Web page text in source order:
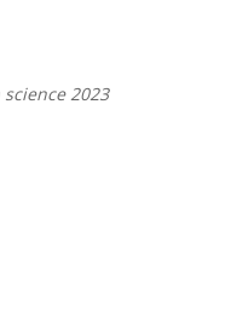
2023